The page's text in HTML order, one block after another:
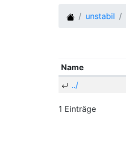
unstabil
Name
../
1 Einträge